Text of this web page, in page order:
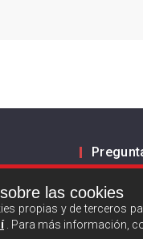
las cookies
propias y de terceros
. Para más información,